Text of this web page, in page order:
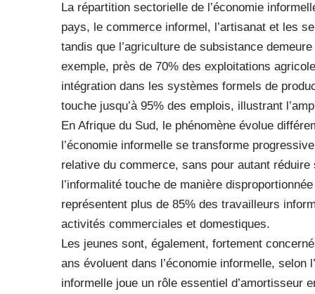
La répartition sectorielle de l’économie
pays, le commerce informel, l’artisanat et les
tandis que l’agriculture de subsistance
exemple, près de 70% des exploitations
intégration dans les systèmes formels de
touche jusqu’à 95% des emplois, illustrant
En Afrique du Sud, le phénomène évolue
l’économie informelle se transforme
relative du commerce, sans pour autant
l’informalité touche de manière
représentent plus de 85% des travailleurs
activités commerciales et domestiques.
Les jeunes sont, également, fortement
ans évoluent dans l’économie informelle, selon
informelle joue un rôle essentiel d’amortisseur